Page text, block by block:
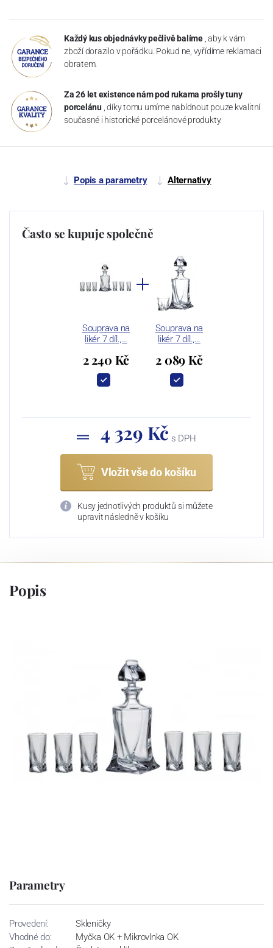
Každý kus objednávky pečlivě balíme , aby k vám
zboží dorazilo v pořádku. Pokud ne, vyřídíme reklamaci
obratem.
Za 26 let existence nám pod rukama prošly tuny
porcelánu , díky tomu umíme nabídnout pouze kvalitní
současné i historické porcelánové produkty.
Popis a parametry Alternativy
Často se kupuje společně
Souprava na
likér 7 díl.,…
2 240 Kč
Souprava na
likér 7 díl.,…
2 089 Kč
4 329 Kč s DPH
Vložit vše do košíku
Kusy jednotlivých produktů si můžete
upravit následně v košíku
Popis
Parametry
Provedení:
Skleničky
Vhodné do:
Myčka OK + Mikrovlnka OK